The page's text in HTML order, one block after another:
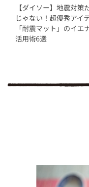
【ダイソー】地震対策
じゃない！超優秀アイ
「耐震マット」のイエ
活用術6選